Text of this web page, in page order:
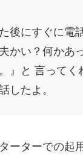
後にすぐに電
かい？何かあ
』と 言ってく
したよ。
ーターでの起